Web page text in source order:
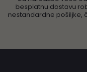
besplatnu dostavu
nestandardne pošiljke,